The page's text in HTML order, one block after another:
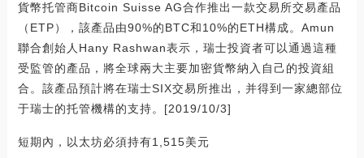
貨幣托管商Bitcoin Suisse AG合作推出一款交易所交易產品
（ETP），該產品由90%的BTC和10%的ETH構成。Amun
聯合創始人Hany Rashwan表示，瑞士投資者可以通過這種
受監管的產品，將全球兩大主要加密貨幣納入自己的投資組
合。該產品預計將在瑞士SIX交易所推出，并得到一家總部位
于瑞士的托管機構的支持。[2019/10/3]
短期內，以太坊必須持有1,515美元